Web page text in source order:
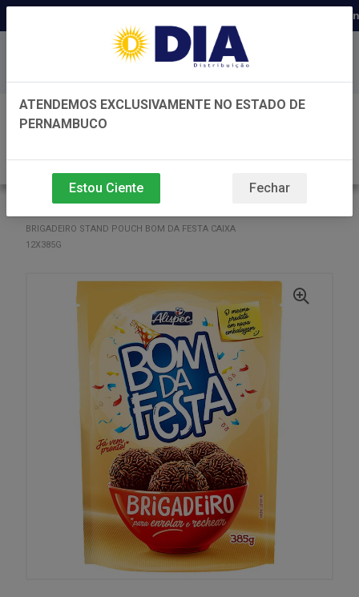
Distribuidora há 22 anos em
Baixe já nosso APP
BRIGADEIRO STAND POUCH BOM DA FESTA CAIXA
12X385G
ATENDEMOS EXCLUSIVAMENTE NO ESTADO DE
PERNAMBUCO
Estou Ciente Fechar